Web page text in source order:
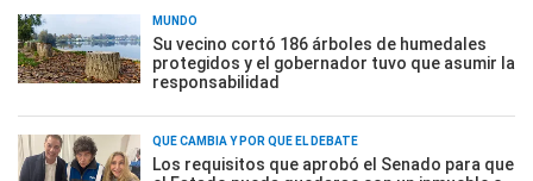
MUNDO
Su vecino cortó 186 árboles de humedales
protegidos y el gobernador tuvo que asumir la
responsabilidad
QUÉ CAMBIA Y POR QUÉ EL DEBATE
Los requisitos que aprobó el Senado para que